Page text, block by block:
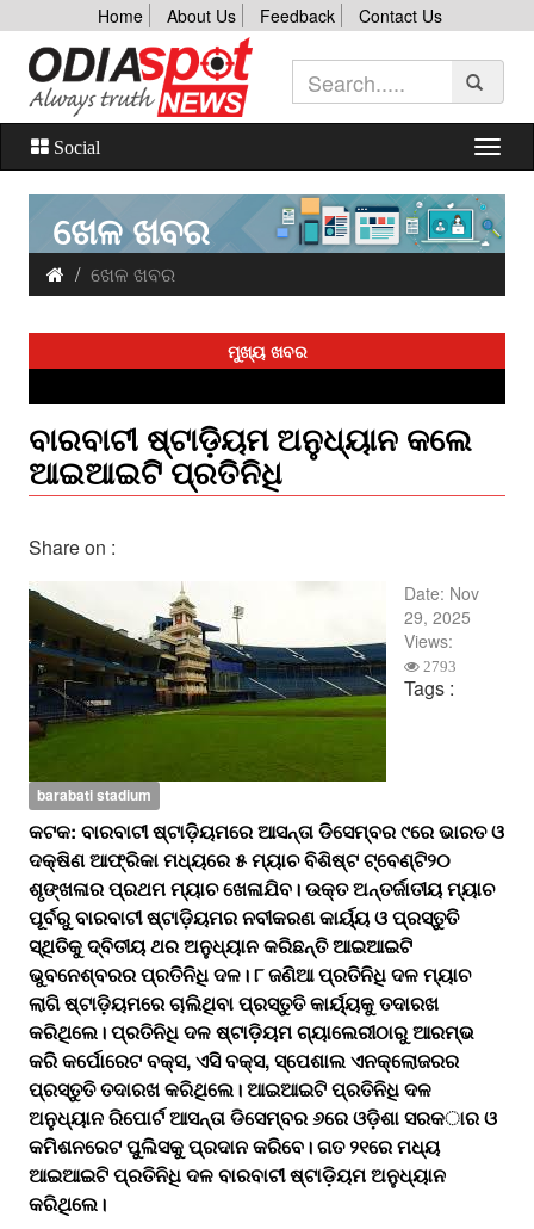
Home About Us Feedback Contact Us
Social
ଖେଳ ଖବର
ଖେଳ ଖବର
ମୁଖ୍ୟ ଖବର
ବାରବାଟୀ ଷ୍ଟାଡ଼ିୟମ ଅନୁଧ୍ୟାନ କଲେ
ଆଇଆଇଟି ପ୍ରତିନିଧି
Share on :
Date: Nov
29, 2025
Views:
2793
Tags :
barabati stadium
କଟକ: ବାରବାଟୀ ଷ୍ଟାଡ଼ିୟମରେ ଆସନ୍ତା ଡିସେମ୍ବର ୯ରେ ଭାରତ ଓ
ଦକ୍ଷିଣ ଆଫ୍ରିକା ମଧ୍ୟରେ ୫ ମ୍ୟାଚ ବିଶିଷ୍ଟ ଟ୍ବେଣ୍ଟି୨୦
ଶୃଙ୍ଖଳାର ପ୍ରଥମ ମ୍ୟାଚ ଖେଳାଯିବ। ଉକ୍ତ ଅନ୍ତର୍ଜାତୀୟ ମ୍ୟାଚ
ପୂର୍ବରୁ ବାରବାଟୀ ଷ୍ଟାଡ଼ିୟମର ନବୀକରଣ କାର୍ୟ୍ୟ ଓ ପ୍ରସ୍ତୁତି
ସ୍ଥିତିକୁ ଦ୍ବିତୀୟ ଥର ଅନୁଧ୍ୟାନ କରିଛନ୍ତି ଆଇଆଇଟି
ଭୁବନେଶ୍ବରର ପ୍ରତିନିଧି ଦଳ। ୮ ଜଣିଆ ପ୍ରତିନିଧି ଦଳ ମ୍ୟାଚ
ଲାଗି ଷ୍ଟାଡ଼ିୟମରେ ଚାଲିଥିବା ପ୍ରସ୍ତୁତି କାର୍ୟ୍ୟକୁ ତଦାରଖ
କରିଥିଲେ। ପ୍ରତିନିଧି ଦଳ ଷ୍ଟାଡ଼ିୟମ ଗ୍ୟାଲେରୀଠାରୁ ଆରମ୍ଭ
କରି କର୍ପୋରେଟ ବକ୍ସ, ଏସି ବକ୍ସ, ସ୍ପେଶାଲ ଏନକ୍ଲୋଜରର
ପ୍ରସ୍ତୁତି ତଦାରଖ କରିଥିଲେ। ଆଇଆଇଟି ପ୍ରତିନିଧି ଦଳ
ଅନୁଧ୍ୟାନ ରିପୋର୍ଟ ଆସନ୍ତା ଡିସେମ୍ବର ୬ରେ ଓଡ଼ିଶା ସରକ​‌ାର ଓ
କମିଶନରେଟ ପୁଲିସକୁ ପ୍ରଦାନ କରିବେ। ଗତ ୨୧ରେ ମଧ୍ୟ
ଆଇଆଇଟି ପ୍ରତିନିଧି ଦଳ ବାରବାଟୀ ଷ୍ଟାଡ଼ିୟମ ଅନୁଧ୍ୟାନ
କରିଥିଲେ।